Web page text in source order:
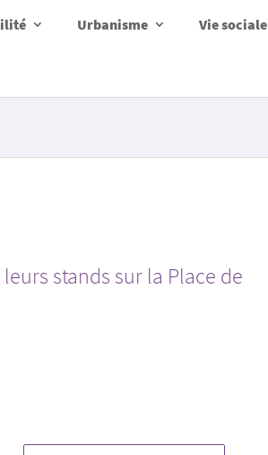
Urbanisme Vie sociale
stands sur la Place de